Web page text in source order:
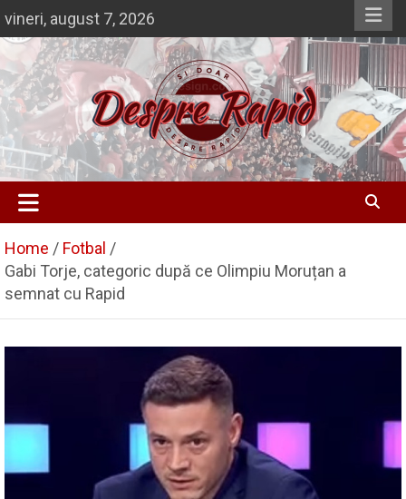
to
content
vineri, august 7, 2026
Despre Rapid
Si doar … despre Rapid
Home
Fotbal
Gabi Torje, categoric după ce Olimpiu Moruțan a
semnat cu Rapid